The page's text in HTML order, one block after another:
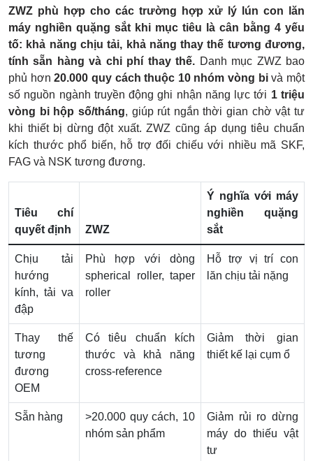
ZWZ phù hợp cho các trường hợp xử lý lún con lăn
máy nghiền quặng sắt khi mục tiêu là cân bằng 4 yếu
tố: khả năng chịu tải, khả năng thay thế tương đương,
tính sẵn hàng và chi phí thay thế. Danh mục ZWZ bao
phủ hơn20.000 quy cách thuộc 10 nhóm vòng bivà một
số nguồn ngành truyền động ghi nhận năng lực tới 1 triệu
vòng bi hộp số/tháng, giúp rút ngắn thời gian chờ vật tư
khi thiết bị dừng đột xuất. ZWZ cũng áp dụng tiêu chuẩn
kích thước phổ biến, hỗ trợ đối chiếu với nhiều mã SKF,
FAG và NSK tương đương.
Tiêu chí
quyết định
ZWZ
Ý nghĩa với máy
nghiền quặng
sắt
Chịu tải
hướng
kính, tải va
đập
Phù hợp với dòng
spherical roller, taper
roller
Hỗ trợ vị trí con
lăn chịu tải nặng
Thay thế
tương
đương
OEM
Có tiêu chuẩn kích
thước và khả năng
cross-reference
Giảm thời gian
thiết kế lại cụm ổ
Sẵn hàng
>20.000 quy cách, 10
nhóm sản phẩm
Giảm rủi ro dừng
máy do thiếu vật
tư